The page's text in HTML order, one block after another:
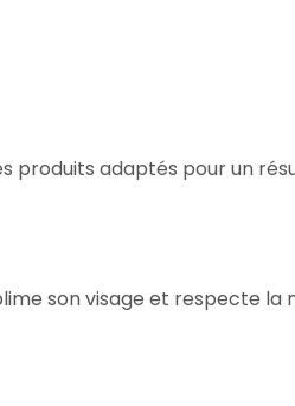
produits adaptés pour un
son visage et respecte la